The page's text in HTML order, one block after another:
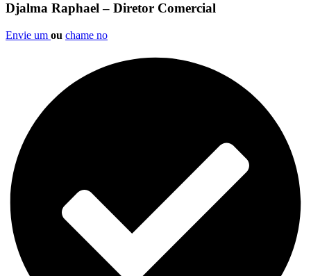
Djalma Raphael – Diretor Comercial
Envie um ou chame no